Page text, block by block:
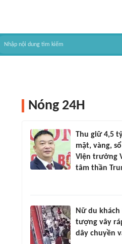
Nóng 24H
Thu giữ 4,5
mặt, vàng,
Viện trưởng
tâm thần
Nữ du
tượng vây
dây chuyền